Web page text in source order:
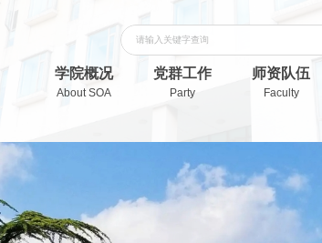
学院概况
About SOA
党群工作
Party
师资队伍
Faculty